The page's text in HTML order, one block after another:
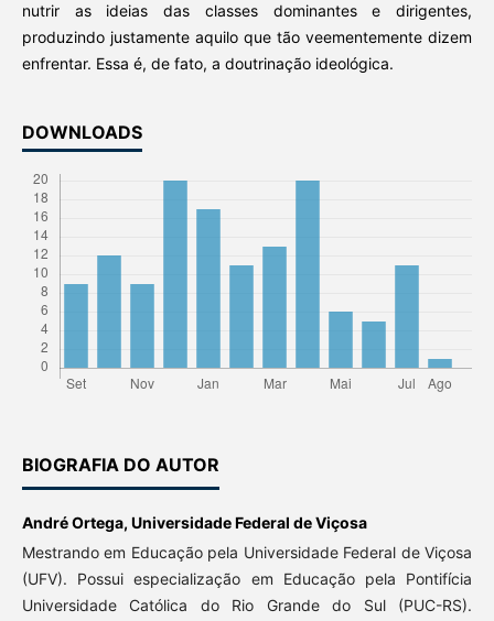
nutrir as ideias das classes dominantes e dirigentes,
produzindo justamente aquilo que tão veementemente dizem
enfrentar. Essa é, de fato, a doutrinação ideológica.
DOWNLOADS
BIOGRAFIA DO AUTOR
André Ortega, Universidade Federal de Viçosa
Mestrando em Educação pela Universidade Federal de Viçosa
(UFV). Possui especialização em Educação pela Pontifícia
Universidade Católica do Rio Grande do Sul (PUC-RS).